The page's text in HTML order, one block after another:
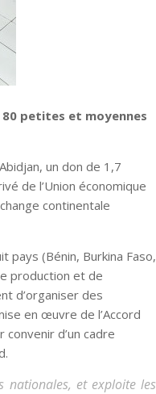
petites et moyennes
un don de 1,7
de l’Union économique
continentale
(Bénin, Burkina Faso,
production et de
d’organiser des
en œuvre de l’Accord
d’un cadre
nationales, et exploite les